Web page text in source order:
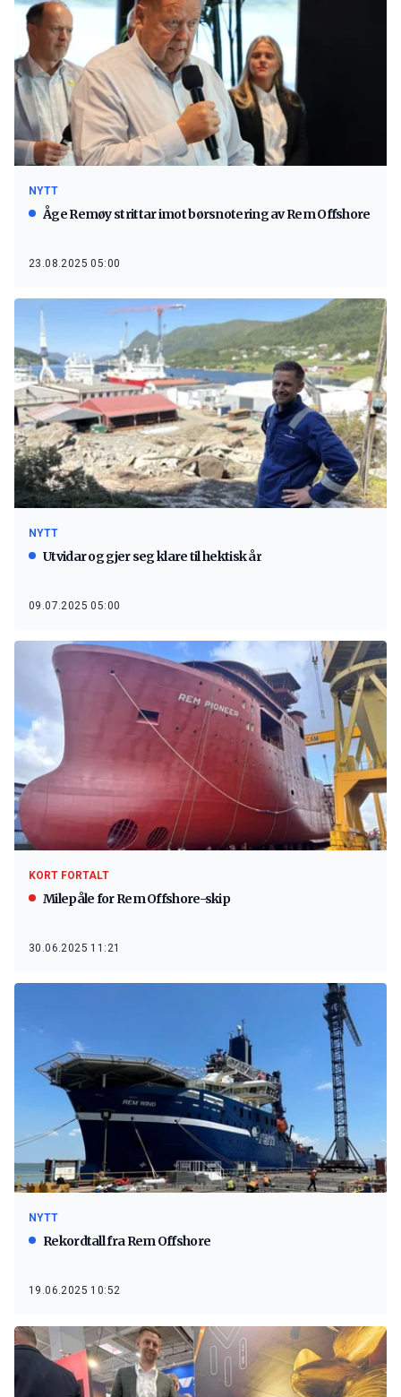
NYTT
Åge Remøy strittar imot børsnotering av Rem Offshore
23.08.2025 05:00
NYTT
Utvidar og gjer seg klare til hektisk år
09.07.2025 05:00
KORT FORTALT
Milepåle for Rem Offshore-skip
30.06.2025 11:21
NYTT
Rekordtall fra Rem Offshore
19.06.2025 10:52